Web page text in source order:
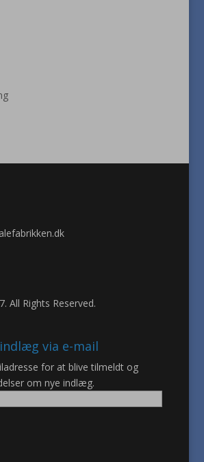
All Rights Reserved.
via e-mail
for at blive tilmeldt og
om nye indlæg.